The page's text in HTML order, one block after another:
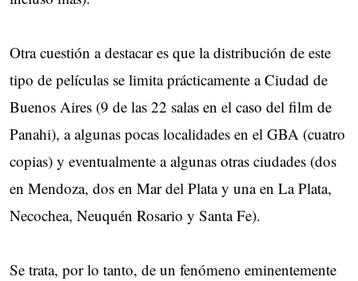
Otra cuestión a destacar es que la distribución de este
tipo de películas se limita prácticamente a Ciudad de
Buenos Aires (9 de las 22 salas en el caso del film de
Panahi), a algunas pocas localidades en el GBA (cuatro
copias) y eventualmente a algunas otras ciudades (dos
en Mendoza, dos en Mar del Plata y una en La Plata,
Necochea, Neuquén Rosario y Santa Fe).
Se trata, por lo tanto, de un fenómeno eminentemente